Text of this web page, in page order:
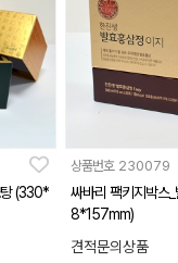
탕 (330*
상품번호 230079
싸바리 팩키지박스
8*157mm)
견적문의상품